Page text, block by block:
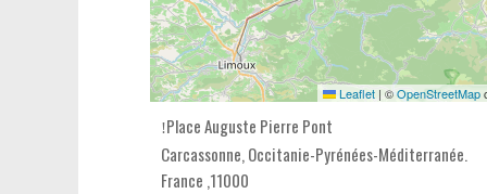
Leaflet | ©OpenStreetMap
Place Auguste Pierre Pont
Carcassonne, Occitanie-Pyrénées-Méditerranée.
France ,11000